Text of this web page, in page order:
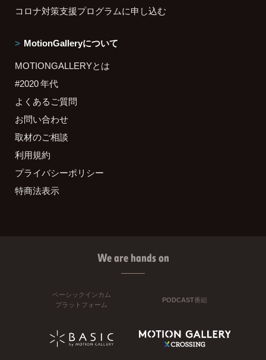
コロナ対策支援プログラムに申し込む
MotionGalleryについて
MOTIONGALLERYとは
#2020 年代
よくあるご質問
お問い合わせ
取材のご相談
利用規約
プライバシーポリシー
特商法表示
We are hands on
ベーシックインカム
プラットフォーム
PODCAST番組